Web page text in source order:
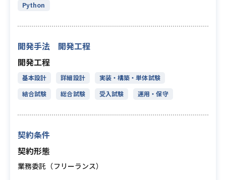
Python
開発手法 開発工程
開発工程
基本設計 詳細設計
実装・構築・単体試験
結合試験
総合試験 受入試験 運用・保守
契約条件
契約形態
業務委託（フリーランス）